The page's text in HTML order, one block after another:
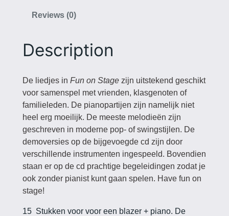
y
Reviews (0)
Description
De liedjes in Fun on Stagezijn uitstekend geschikt
voor samenspel met vrienden, klasgenoten of
familieleden. De pianopartijen zijn namelijk niet
heel erg moeilijk. De meeste melodieën zijn
geschreven in moderne pop- of swingstijlen. De
demoversies op de bijgevoegde cd zijn door
verschillende instrumenten ingespeeld. Bovendien
staan er op de cd prachtige begeleidingen zodat je
ook zonder pianist kunt gaan spelen. Have fun on
stage!
15 Stukken voor voor een blazer + piano. De